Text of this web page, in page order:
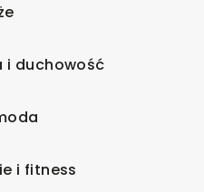
i duchowość
i fitness